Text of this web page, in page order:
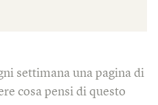
settimana una pagina di
cosa pensi di questo